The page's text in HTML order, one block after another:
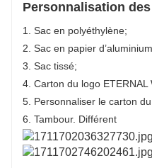
Personnalisation
1. Sac en polyéthylène;
2. Sac en papier
3. Sac tissé;
4. Carton du logo ETERNAL
5. Personnaliser le carton
6. Tambour. Différent